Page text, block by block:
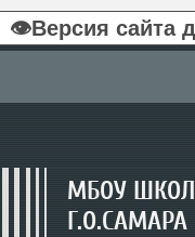
👁Версия сайта
МБОУ
Г.О.САМАРА